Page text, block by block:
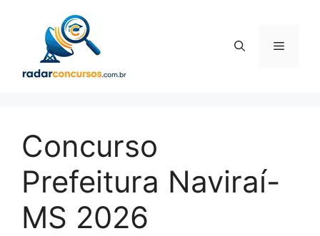
conteúdo
Menu
Concurso
Prefeitura Naviraí-
MS 2026